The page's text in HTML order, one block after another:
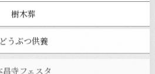
樹木葬
どうぶつ供養